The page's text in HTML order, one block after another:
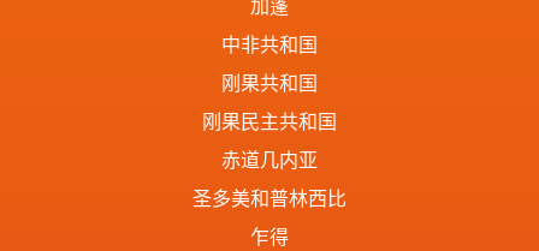
加蓬
中非共和国
刚果共和国
刚果民主共和国
赤道几内亚
圣多美和普林西比
乍得